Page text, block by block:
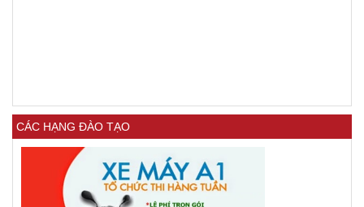
CÁC HẠNG ĐÀO TẠO